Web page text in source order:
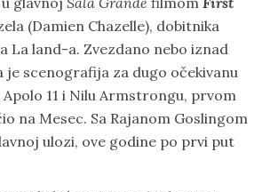
(Damien Chazelle), dobitnika
La land-a. Zvezdano nebo iznad
je scenografija za dugo očekivanu
11 i Nilu Armstrongu, prvom
na Mesec. Sa Rajanom Goslingom
ulozi, ove godine po prvi put